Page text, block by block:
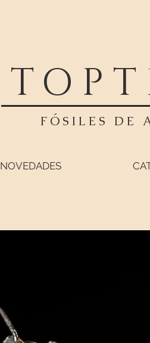
FÓSILES DE
NOVEDADES